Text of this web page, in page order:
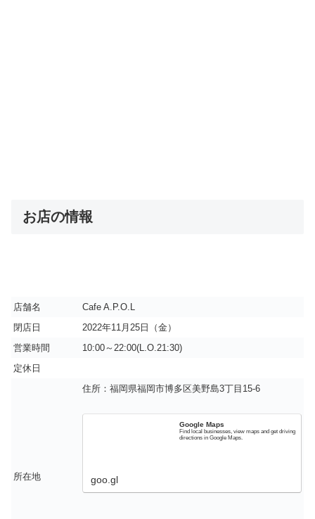
お店の情報
店舗名
Cafe A.P.O.L
閉店日
2022年11月25日（金）
営業時間
10:00～22:00(L.O.21:30)
定休日
所在地
住所：福岡県福岡市博多区美野島3丁目15-6
Google Maps
Find local businesses, view maps and get driving
directions in Google Maps.
goo.gl